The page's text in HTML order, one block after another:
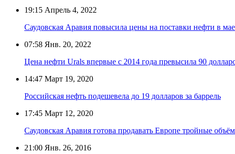
19:15 Апрель 4, 2022
Саудовская Аравия повысила цены на поставки нефти в
07:58 Янв. 20, 2022
Цена нефти Urals впервые с 2014 года превысила 90
14:47 Март 19, 2020
Российская нефть подешевела до 19 долларов за баррель
17:45 Март 12, 2020
Саудовская Аравия готова продавать Европе тройные
21:00 Янв. 26, 2016